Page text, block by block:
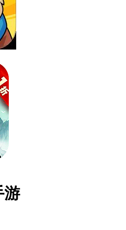
游